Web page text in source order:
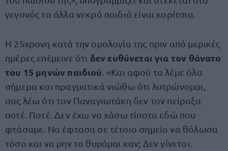
γεγονός τα άλλα νεκρά παιδιά είναι κορίτσια.
Η 25χρονη κατά την ομολογία της πριν από μερικές
ημέρες επέμεινε ότι δεν ευθύνεται για τον θάνατο
του 15 μηνών παιδιού . «Και αφού τα λέμε όλα
σήμερα και πραγματικά νιώθω ότι λυτρώνομαι,
σας λέω ότι τον Παναγιωτάκη δεν τον πείραξα
ποτέ. Ποτέ. Δεν έχω να χάσω τίποτα εδώ που
φτάσαμε. Να έφτασα σε τέτοιο σημείο να θόλωσα
τόσο και να μην το θυμάμαι καν; Δεν γίνεται.